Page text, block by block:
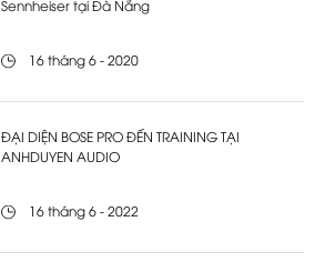
Sennheiser tại Đà Nẵng
16 tháng 6 - 2020
ĐẠI DIỆN BOSE PRO ĐẾN TRAINING TẠI
ANHDUYEN AUDIO
16 tháng 6 - 2022